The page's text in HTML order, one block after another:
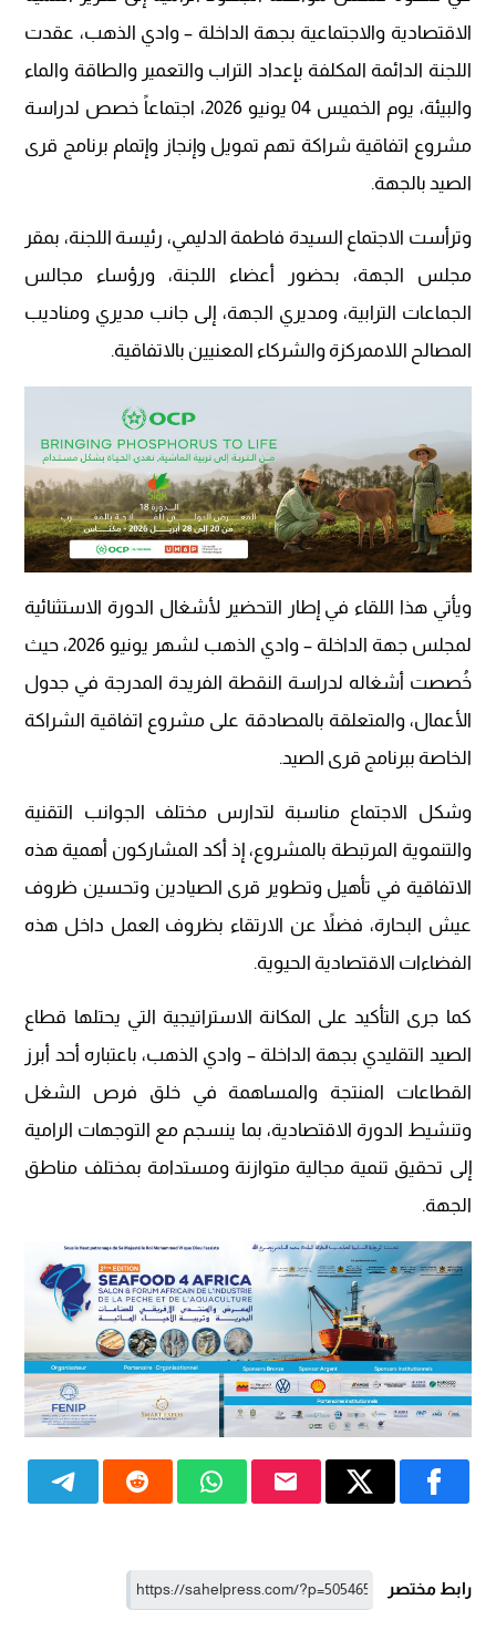
الاقتصادية والاجتماعية بجهة الداخلة – وادي الذهب، عقدت
اللجنة الدائمة المكلفة بإعداد التراب والتعمير والطاقة والماء
والبيئة، يوم الخميس 04 يونيو 2026، اجتماعاً خصص لدراسة
مشروع اتفاقية شراكة تهم تمويل وإنجاز وإتمام برنامج قرى
الصيد بالجهة.
وترأست الاجتماع السيدة فاطمة الدليمي، رئيسة اللجنة، بمقر
مجلس الجهة، بحضور أعضاء اللجنة، ورؤساء مجالس
الجماعات الترابية، ومديري الجهة، إلى جانب مديري ومناديب
المصالح اللاممركزة والشركاء المعنيين بالاتفاقية.
ويأتي هذا اللقاء في إطار التحضير لأشغال الدورة الاستثنائية
لمجلس جهة الداخلة – وادي الذهب لشهر يونيو 2026، حيث
خُصصت أشغاله لدراسة النقطة الفريدة المدرجة في جدول
الأعمال، والمتعلقة بالمصادقة على مشروع اتفاقية الشراكة
الخاصة ببرنامج قرى الصيد.
وشكل الاجتماع مناسبة لتدارس مختلف الجوانب التقنية
والتنموية المرتبطة بالمشروع، إذ أكد المشاركون أهمية هذه
الاتفاقية في تأهيل وتطوير قرى الصيادين وتحسين ظروف
عيش البحارة، فضلاً عن الارتقاء بظروف العمل داخل هذه
الفضاءات الاقتصادية الحيوية.
كما جرى التأكيد على المكانة الاستراتيجية التي يحتلها قطاع
الصيد التقليدي بجهة الداخلة – وادي الذهب، باعتباره أحد أبرز
القطاعات المنتجة والمساهمة في خلق فرص الشغل
وتنشيط الدورة الاقتصادية، بما ينسجم مع التوجهات الرامية
إلى تحقيق تنمية مجالية متوازنة ومستدامة بمختلف مناطق
الجهة.
رابط مختصر